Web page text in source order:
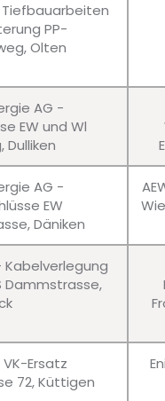
Tiefbauarbeiten
PP-
Olten
AG -
EW und Wl
Dulliken
AG -
EW
Däniken
Kabelverlegung
Dammstrasse,
Ersatz
72, Küttigen